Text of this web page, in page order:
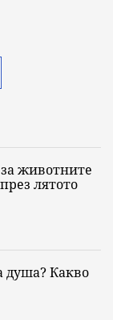
животните
лятото
душа? Какво